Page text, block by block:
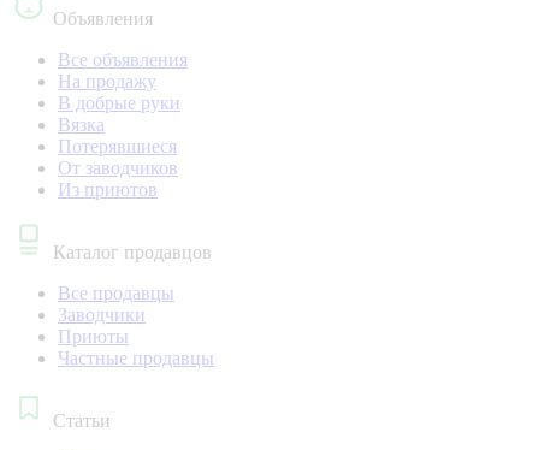
Объявления
Все объявления
На продажу
В добрые руки
Вязка
Потерявшиеся
От заводчиков
Из приютов
Каталог продавцов
Все продавцы
Заводчики
Приюты
Частные продавцы
Статьи